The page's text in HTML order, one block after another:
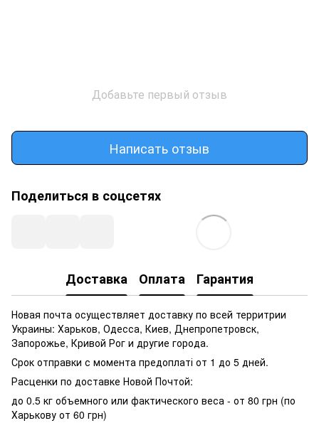
Добавьте первый отзыв
Написать отзыв
Поделиться в соцсетях
Доставка Оплата Гарантия
Новая почта осуществляет доставку по всей территрии
Украины: Харьков, Одесса, Киев, Днепропетровск,
Запорожье, Кривой Рог и другие города.
Срок отправки с момента предоплаті от 1 до 5 дней.
Расценки по доставке Новой Почтой:
до 0.5 кг объемного или фактического веса - от 80 грн (по
Харькову от 60 грн)